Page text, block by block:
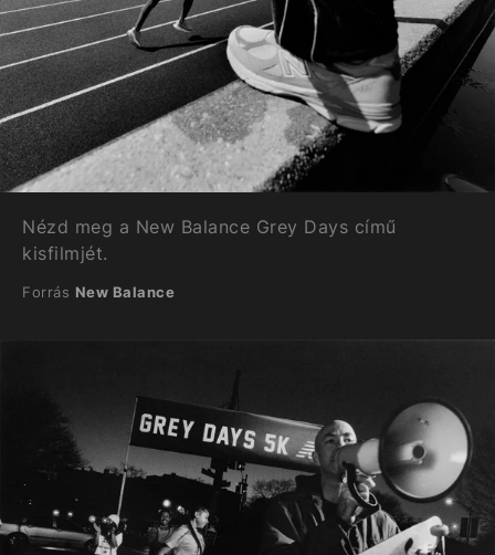
Nézd meg a New Balance Grey Days című
kisfilmjét.
Forrás New Balance